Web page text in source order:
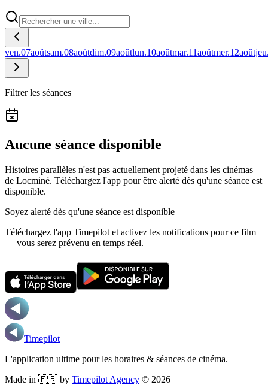
ven.07aoûtsam.08aoûtdim.09aoûtlun.10aoûtmar.11aoûtmer.12août
Filtrer les séances
Aucune séance disponible
Histoires parallèles n'est pas actuellement projeté dans les cinémas
de Locminé. Téléchargez l'app pour être alerté dès qu'une séance est
disponible.
Soyez alerté dès qu'une séance est disponible
Téléchargez l'app Timepilot et activez les notifications pour ce film
— vous serez prévenu en temps réel.
Timepilot
L'application ultime pour les horaires & séances de cinéma.
Made in 🇫🇷 by Timepilot Agency © 2026